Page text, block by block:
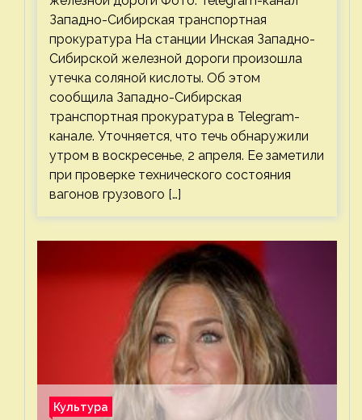
Западно-Сибирская транспортная
прокуратура На станции Инская Западно-
Сибирской железной дороги произошла
утечка соляной кислоты. Об этом
сообщила Западно-Сибирская
транспортная прокуратура в Telegram-
канале. Уточняется, что течь обнаружили
утром в воскресенье, 2 апреля. Ее заметили
при проверке технического состояния
вагонов грузового […]
Культура